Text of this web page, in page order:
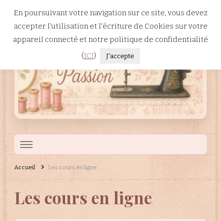
Patchwork
Passion
Accueil Les cours en ligne
Les cours en ligne
En poursuivant votre navigation sur ce site, vous devez
accepter l’utilisation et l'écriture de Cookies sur votre
appareil connecté et notre politique de confidentialité
(ICI) J'accepte